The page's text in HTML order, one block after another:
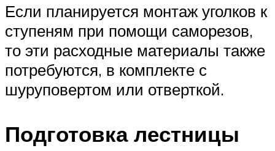
Если планируется монтаж уголков к
ступеням при помощи саморезов,
то эти расходные материалы также
потребуются, в комплекте с
шуруповертом или отверткой.
Подготовка лестницы